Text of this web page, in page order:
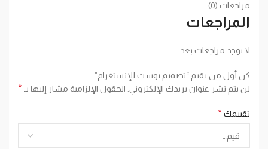
مراجعات (0)
المراجعات
لا توجد مراجعات بعد.
كن أول من يقيم “تصميم بوست للإنستغرام”
لن يتم نشر عنوان بريدك الإلكتروني. الحقول الإلزامية مشار إليها بـ *
تقييمك *